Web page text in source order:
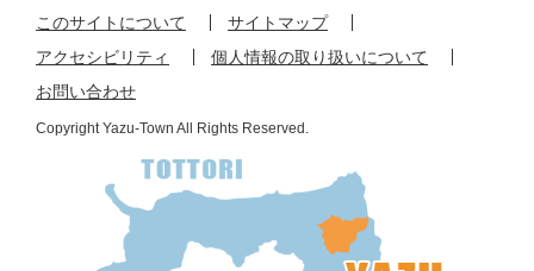
このサイトについて
サイトマップ
アクセシビリティ
個人情報の取り扱いについて
お問い合わせ
Copyright Yazu-Town All Rights Reserved.